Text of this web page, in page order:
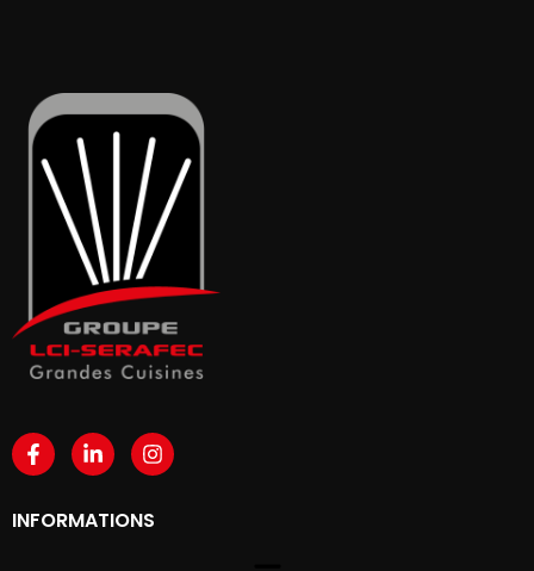
INFORMATIONS